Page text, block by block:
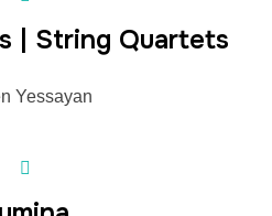
| String Quartets
Yessayan